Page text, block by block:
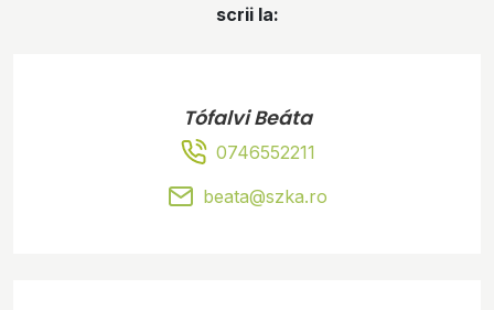
scrii la:
Tófalvi Beáta
0746552211
beata@szka.ro